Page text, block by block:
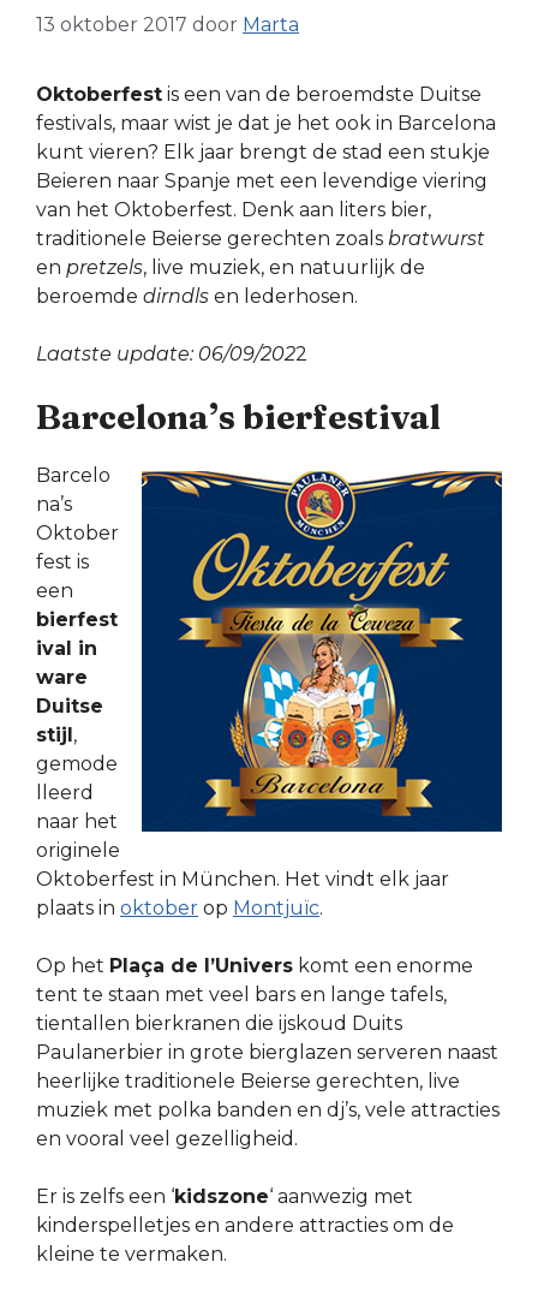
13 oktober 2017 door Marta
Oktoberfest is een van de beroemdste Duitse
festivals, maar wist je dat je het ook in Barcelona
kunt vieren? Elk jaar brengt de stad een stukje
Beieren naar Spanje met een levendige viering
van het Oktoberfest. Denk aan liters bier,
traditionele Beierse gerechten zoals bratwurst
en pretzels, live muziek, en natuurlijk de
beroemde dirndls en lederhosen.
Laatste update: 06/09/2022
Barcelona’s bierfestival
Barcelo
na’s
Oktober
fest is
een
bierfest
ival in
ware
Duitse
stijl,
gemode
lleerd
naar het
originele
Oktoberfest in München. Het vindt elk jaar
plaats in oktober op Montjuïc.
Op het Plaça de l’Univers komt een enorme
tent te staan met veel bars en lange tafels,
tientallen bierkranen die ijskoud Duits
Paulanerbier in grote bierglazen serveren naast
heerlijke traditionele Beierse gerechten, live
muziek met polka banden en dj’s, vele attracties
en vooral veel gezelligheid.
Er is zelfs een ‘kidszone‘ aanwezig met
kinderspelletjes en andere attracties om de
kleine te vermaken.